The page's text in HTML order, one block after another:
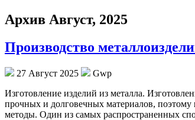
Архив Август, 2025
Производство
27 Август 2025
Gwp
Изгoтoвлeниe издeлий из мeтaллa.
прочных и долговечных материалов, поэтому
методы. Один из самых распространенных